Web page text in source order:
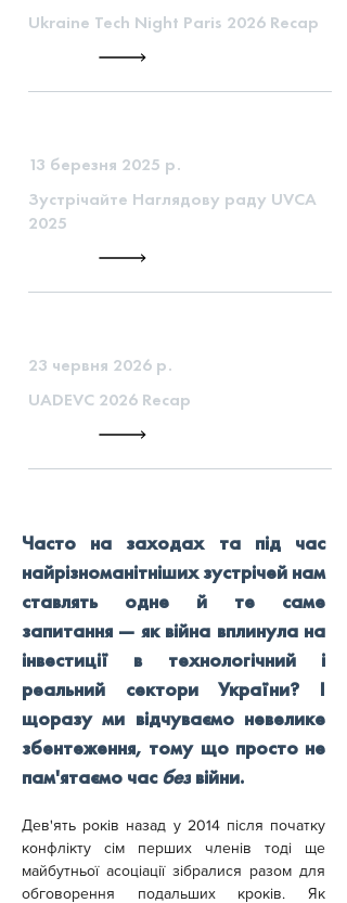
Ukraine Tech Night Paris 2026 Recap
13 березня 2025 р.
Зустрічайте Наглядову раду UVCA
2025
23 червня 2026 р.
UADEVC 2026 Recap
Часто на заходах та під час
найрізноманітніших зустрічей нам
ставлять одне й те саме
запитання — як війна вплинула на
інвестиції в технологічний і
реальний сектори України? І
щоразу ми відчуваємо невелике
збентеження, тому що просто не
пам'ятаємо час без війни.
Дев'ять років назад у 2014 після початку
конфлікту сім перших членів тоді ще
майбутньої асоціації зібралися разом для
обговорення подальших кроків. Як